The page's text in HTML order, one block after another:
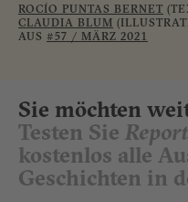
ROCÍO PUNTAS BERNET
CLAUDIA BLUM
AUS #57 / MÄRZ 2021
Sie möchten
Testen Sie
kostenlos alle
Geschichten in